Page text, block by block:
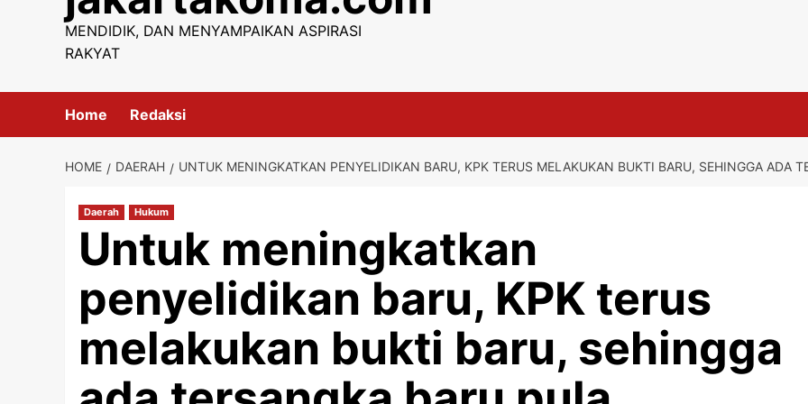
MENDIDIK, DAN MENYAMPAIKAN ASPIRASI
RAKYAT
Home Redaksi
HOME DAERAH UNTUK MENINGKATKAN PENYELIDIKAN BARU, KPK TERUS MELAKUKAN BUKTI BARU, SEHINGGA ADA
Daerah Hukum
Untuk meningkatkan
penyelidikan baru, KPK terus
melakukan bukti baru, sehingga